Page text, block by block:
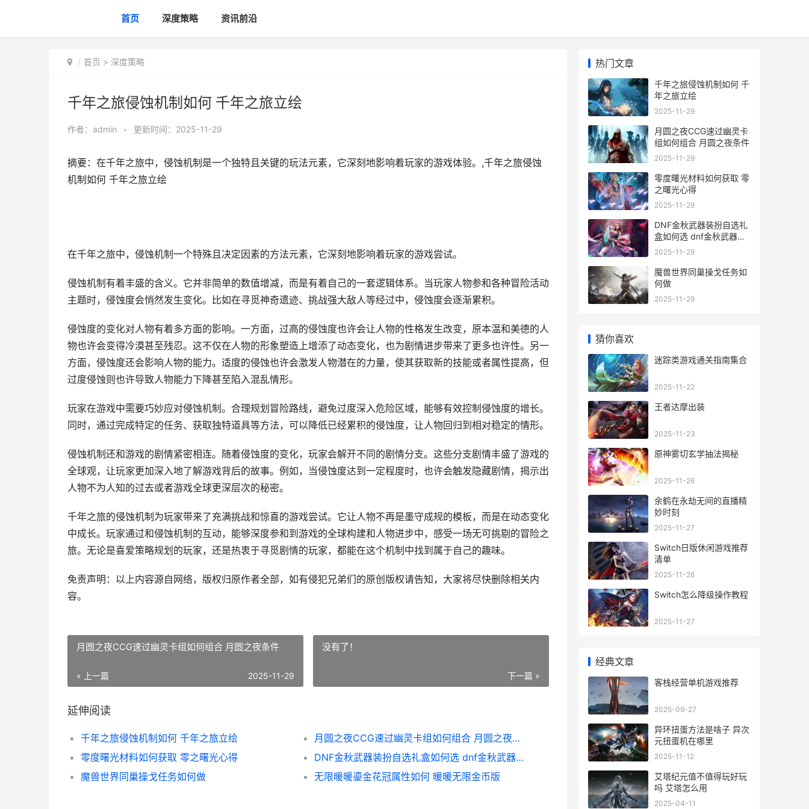
首页 深度策略 资讯前沿
首页 > 深度策略
千年之旅侵蚀机制如何 千年之旅立绘
作者： admin • 更新时间：2025-11-29
摘要：在千年之旅中，侵蚀机制是一个独特且关键的玩法元素，它深刻地影响着玩家的游戏体验。,千年之旅侵蚀
机制如何 千年之旅立绘
在千年之旅中，侵蚀机制一个特殊且决定因素的方法元素，它深刻地影响着玩家的游戏尝试。
侵蚀机制有着丰盛的含义。它并非简单的数值增减，而是有着自己的一套逻辑体系。当玩家人物参和各种冒险活动
主题时，侵蚀度会悄然发生变化。比如在寻觅神奇遗迹、挑战强大敌人等经过中，侵蚀度会逐渐累积。
侵蚀度的变化对人物有着多方面的影响。一方面，过高的侵蚀度也许会让人物的性格发生改变，原本温和美德的人
物也许会变得冷漠甚至残忍。这不仅在人物的形象塑造上增添了动态变化，也为剧情进步带来了更多也许性。另一
方面，侵蚀度还会影响人物的能力。适度的侵蚀也许会激发人物潜在的力量，使其获取新的技能或者属性提高，但
过度侵蚀则也许导致人物能力下降甚至陷入混乱情形。
玩家在游戏中需要巧妙应对侵蚀机制。合理规划冒险路线，避免过度深入危险区域，能够有效控制侵蚀度的增长。
同时，通过完成特定的任务、获取独特道具等方法，可以降低已经累积的侵蚀度，让人物回归到相对稳定的情形。
侵蚀机制还和游戏的剧情紧密相连。随着侵蚀度的变化，玩家会解开不同的剧情分支。这些分支剧情丰盛了游戏的
全球观，让玩家更加深入地了解游戏背后的故事。例如，当侵蚀度达到一定程度时，也许会触发隐藏剧情，揭示出
人物不为人知的过去或者游戏全球更深层次的秘密。
千年之旅的侵蚀机制为玩家带来了充满挑战和惊喜的游戏尝试。它让人物不再是墨守成规的模板，而是在动态变化
中成长。玩家通过和侵蚀机制的互动，能够深度参和到游戏的全球构建和人物进步中，感受一场无可挑剔的冒险之
旅。无论是喜爱策略规划的玩家，还是热衷于寻觅剧情的玩家，都能在这个机制中找到属于自己的趣味。
免责声明：以上内容源自网络，版权归原作者全部，如有侵犯兄弟们的原创版权请告知，大家将尽快删除相关内
容。
月圆之夜CCG速过幽灵卡组如何组合 月圆之夜条件
« 上一篇 2025-11-29
没有了！
下一篇 »
延伸阅读
千年之旅侵蚀机制如何 千年之旅立绘
月圆之夜CCG速过幽灵卡组如何组合 月圆之夜条件
零度曙光材料如何获取 零之曙光心得
DNF金秋武器装扮自选礼盒如何选 dnf金秋武器装扮哪个好看
魔兽世界同巢操戈任务如何做
无限暖暖鎏金花冠属性如何 暖暖无限金币版
热门文章
千年之旅侵蚀机制如何 千
年之旅立绘
2025-11-29
月圆之夜CCG速过幽灵卡
组如何组合 月圆之夜条件
2025-11-29
零度曙光材料如何获取 零
之曙光心得
2025-11-29
DNF金秋武器装扮自选礼
盒如何选 dnf金秋武器装
扮哪个好看
2025-11-29
魔兽世界同巢操戈任务如
何做
2025-11-29
猜你喜欢
迷踪类游戏通关指南集合
2025-11-22
王者达摩出装
2025-11-23
原神雾切玄学抽法揭秘
2025-11-26
余鹤在永劫无间的直播精
妙时刻
2025-11-27
Switch日版休闲游戏推荐
清单
2025-11-26
Switch怎么降级操作教程
2025-11-27
经典文章
客栈经营单机游戏推荐
2025-09-27
异环扭蛋方法是啥子 异次
元扭蛋机在哪里
2025-11-12
艾塔纪元值不值得玩好玩
吗 艾塔怎么用
2025-04-11